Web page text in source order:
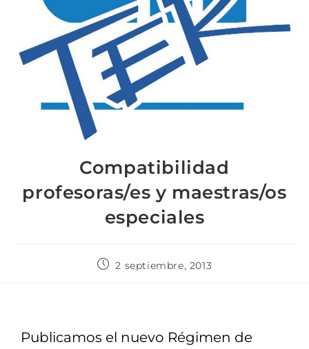
Compatibilidad
profesoras/es y maestras/os
especiales
2 septiembre, 2013
Publicamos el nuevo Régimen de